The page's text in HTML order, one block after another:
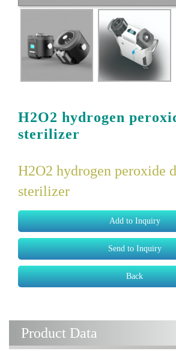
H2O2 hydrogen
sterilizer
H2O2 hydrogen peroxide
sterilizer
Add to Inquiry
Send to Inquiry
Back
Product Data